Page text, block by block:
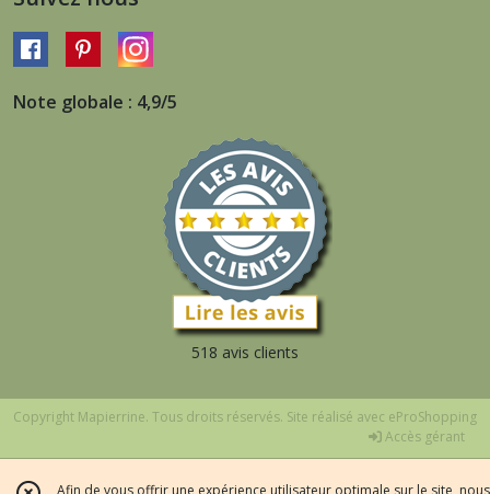
Note globale : 4,9/5
518 avis clients
Copyright Mapierrine. Tous droits réservés. Site réalisé avec eProShopping
Accès gérant
Afin de vous offrir une expérience utilisateur optimale sur le site, nous